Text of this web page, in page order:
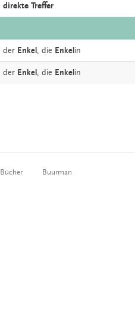
direkte Treffer
der Enkel , die Enkel in
der Enkel , die Enkel in
Bücher Buurman